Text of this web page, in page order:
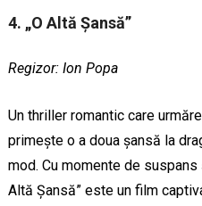
4. „O Altă Șansă”
Regizor: Ion Popa
Un thriller romantic care
primește o a doua șansă la
mod. Cu momente de
Altă Șansă” este un film